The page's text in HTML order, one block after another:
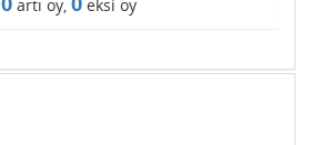
artı oy, eksi oy